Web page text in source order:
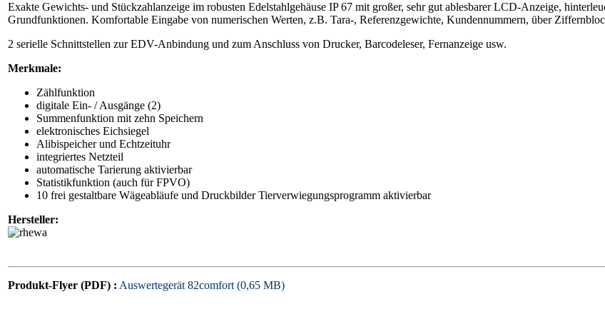
Exakte Gewichts- und Stückzahlanzeige im robusten Edelstahlgehäuse IP 67 mit großer, sehr gut ablesbarer LCD-Anzeige,
Grundfunktionen. Komfortable Eingabe von numerischen Werten, z.B. Tara-, Referenzgewichte, Kundennummern, über
2 serielle Schnittstellen zur EDV-Anbindung und zum Anschluss von Drucker, Barcodeleser, Fernanzeige usw.
Merkmale:
Zählfunktion
digitale Ein- / Ausgänge (2)
Summenfunktion mit zehn Speichern
elektronisches Eichsiegel
Alibispeicher und Echtzeituhr
integriertes Netzteil
automatische Tarierung aktivierbar
Statistikfunktion (auch für FPVO)
10 frei gestaltbare Wägeabläufe und Druckbilder Tierverwiegungsprogramm aktivierbar
Hersteller:
Produkt-Flyer (PDF) : Auswertegerät 82comfort (0,65 MB)